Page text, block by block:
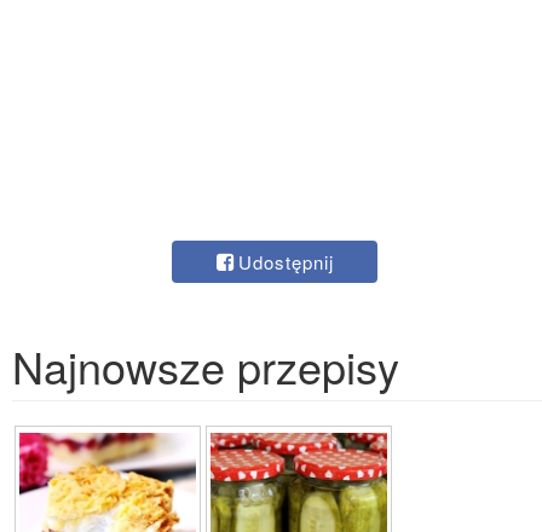
Udostępnij
Najnowsze przepisy